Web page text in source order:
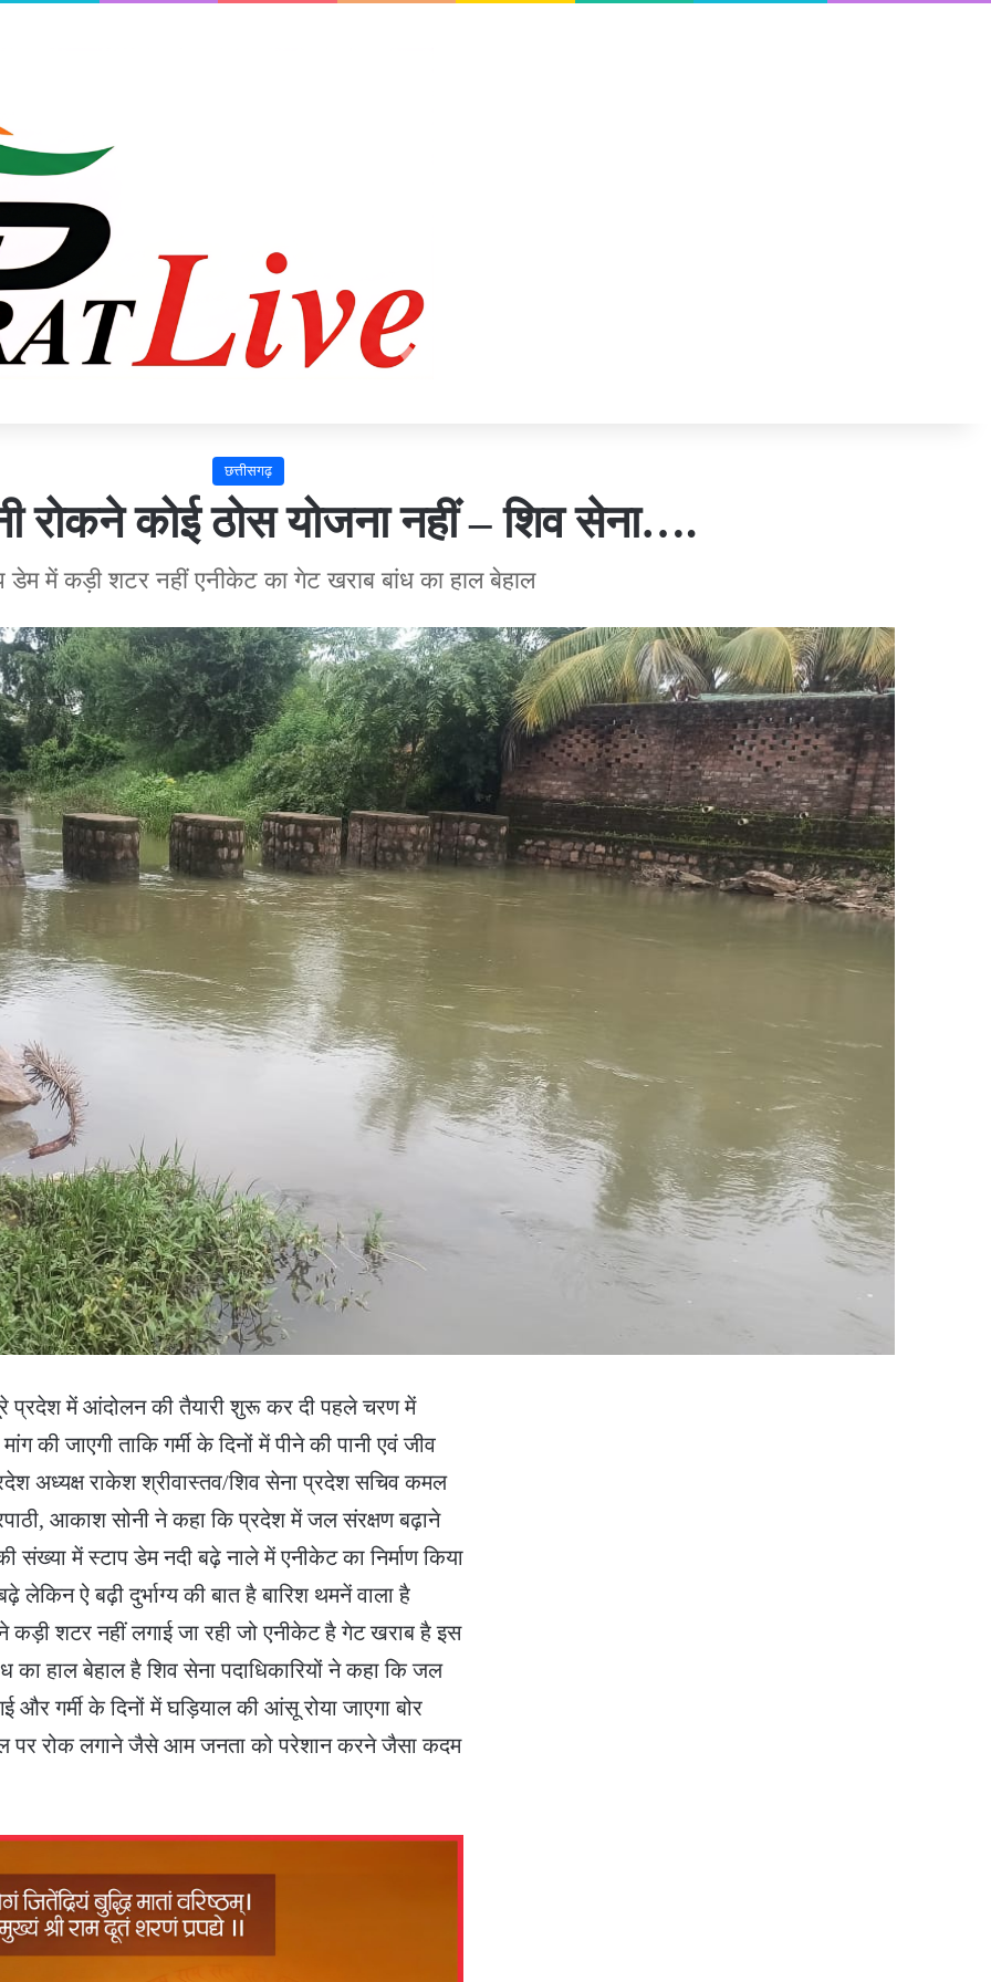
छत्तीसगढ़
रोकने कोई ठोस योजना नहीं – शिव सेना….
डेम में कड़ी शटर नहीं एनीकेट का गेट खराब बांध का हाल बेहाल
प्रदेश में आंदोलन की तैयारी शुरू कर दी पहले चरण में
की जाएगी ताकि गर्मी के दिनों में पीने की पानी एवं जीव
अध्यक्ष राकेश श्रीवास्तव/शिव सेना प्रदेश सचिव कमल
आकाश सोनी ने कहा कि प्रदेश में जल संरक्षण बढ़ाने
संख्या में स्टाप डेम नदी बढ़े नाले में एनीकेट का निर्माण किया
ऐ बढ़ी दुर्भाग्य की बात है बारिश थमनें वाला है
कड़ी शटर नहीं लगाई जा रही जो एनीकेट है गेट खराब है इस
का हाल बेहाल है शिव सेना पदाधिकारियों ने कहा कि जल
और गर्मी के दिनों में घड़ियाल की आंसू रोया जाएगा बोर
पर रोक लगाने जैसे आम जनता को परेशान करने जैसा कदम